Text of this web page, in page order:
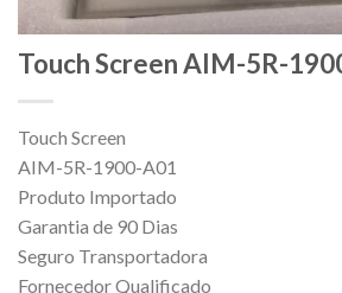
Touch Screen AIM-5R-
Touch Screen
AIM-5R-1900-A01
Produto Importado
Garantia de 90 Dias
Seguro Transportadora
Fornecedor Qualificado